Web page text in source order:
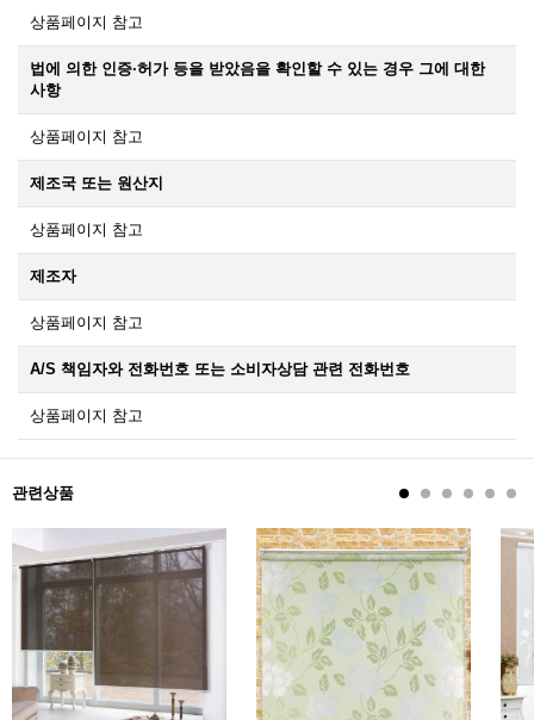
상품페이지 참고
법에 의한 인증·허가 등을 받았음을 확인할 수 있는 경우 그에 대한
사항
상품페이지 참고
제조국 또는 원산지
상품페이지 참고
제조자
상품페이지 참고
A/S 책임자와 전화번호 또는 소비자상담 관련 전화번호
상품페이지 참고
관련상품